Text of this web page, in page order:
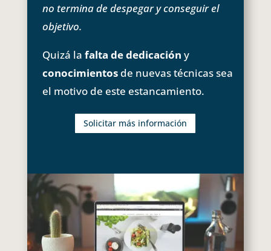
no termina de despegar y conseguir el
objetivo.
Quizá la falta de dedicación y
conocimientosde nuevas técnicas sea
el motivo de este estancamiento.
Solicitar más información